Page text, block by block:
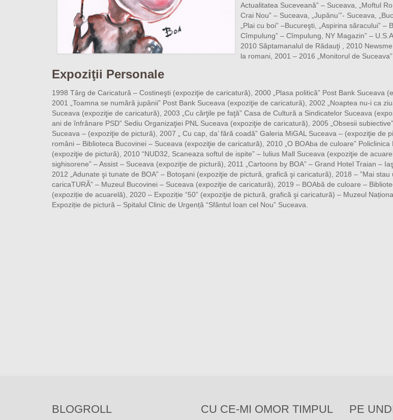
Actualitatea Suceveană” – Suceava, „Moftul
Crai Nou” – Suceava, „Jupânu’”- Suceava,
„Plai cu boi” –Bucureşti, „Aspirina săracului” –
Cîmpulung” – Cîmpulung, NY Magazin” –
2010 Săptamanalul de Rădauţi , 2010
la romani, 2001 – 2016 „Monitorul de
Expoziţii Personale
1998 Târg de Caricatură – Costineşti (expoziţie de caricatură), 2000 „Plasa politică” Post Bank Suceava
2001 „Toamna se numără jupânii” Post Bank Suceava (expoziţie de caricatură), 2002 „Noaptea nu-i ca
Suceava (expoziţie de caricatură), 2003 „Cu cărţile pe faţă” Casa de Cultură a Sindicatelor Suceava
ani de înfrânare PSD” Sediu Organizaţiei PNL Suceava (expoziţie de caricatură), 2005 „Obsesii
Suceava – (expoziţie de pictură), 2007 „ Cu cap, da’ fără coadă” Galeria MiGAL Suceava – (expoziţie de
români – Biblioteca Bucovinei – Suceava (expoziţie de caricatură), 2010 „O BOAba de culoare” Policlinica
(expoziţie de pictură), 2010 “NUD32, Scaneaza softul de ispite” – Iulius Mall Suceava (expoziţie de
sighisorene” – Assist – Suceava (expoziţie de pictură), 2011 „Cartoons by BOA” – Grand Hotel Traian –
2012 „Adunate şi tunate de BOA” – Botoşani (expoziţie de pictură, grafică şi caricatură), 2018 – ”Mai stau
caricaTURĂ” – Muzeul Bucovinei – Suceava (expoziţie de caricatură), 2019 – BOAbă de culoare –
(expoziție de acuarelă), 2020 – Expoziție “50” (expoziţie de pictură, grafică şi caricatură) – Muzeul
Expoziție de pictură – Spitalul Clinic de Urgență “Sfântul Ioan cel Nou” Suceava.
BLOGROLL CU CE-MI OMOR TIMPUL
PE